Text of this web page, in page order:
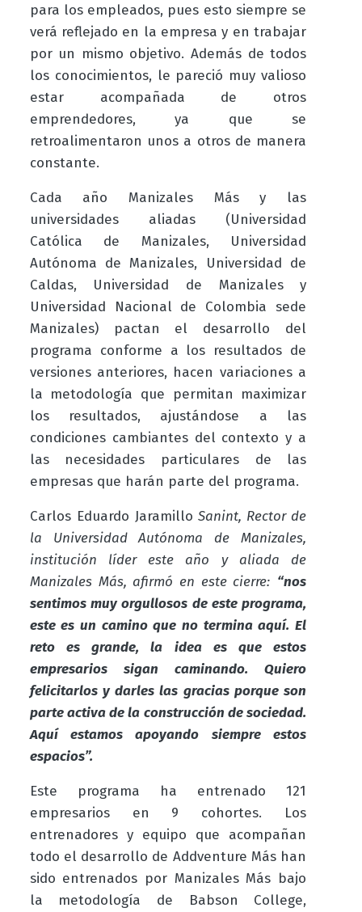
para los empleados, pues esto siempre se
verá reflejado en la empresa y en trabajar
por un mismo objetivo. Además de todos
los conocimientos, le pareció muy valioso
estar acompañada de otros
emprendedores, ya que se
retroalimentaron unos a otros de manera
constante.
Cada año Manizales Más y las
universidades aliadas (Universidad
Católica de Manizales, Universidad
Autónoma de Manizales, Universidad de
Caldas, Universidad de Manizales y
Universidad Nacional de Colombia sede
Manizales) pactan el desarrollo del
programa conforme a los resultados de
versiones anteriores, hacen variaciones a
la metodología que permitan maximizar
los resultados, ajustándose a las
condiciones cambiantes del contexto y a
las necesidades particulares de las
empresas que harán parte del programa.
Carlos Eduardo JaramilloSanint, Rector de
la Universidad Autónoma de Manizales,
institución líder este año y aliada de
Manizales Más, afirmó en este cierre: “nos
sentimos muy orgullosos de este programa,
este es un camino que no termina aquí. El
reto es grande, la idea es que estos
empresarios sigan caminando. Quiero
felicitarlos y darles las gracias porque son
parte activa de la construcción de sociedad.
Aquí estamos apoyando siempre estos
espacios”.
Este programa ha entrenado 121
empresarios en 9 cohortes. Los
entrenadores y equipo que acompañan
todo el desarrollo de Addventure Más han
sido entrenados por Manizales Más bajo
la metodología de Babson College,